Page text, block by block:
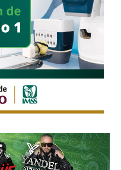
con lo que las leyes
operadores en estado
plataformas digitales al
que la
para
de transporte.
que la competencia
mejorar y brindar un
podrá elegir la